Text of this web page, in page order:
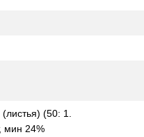
(50: 1.
мин 24%